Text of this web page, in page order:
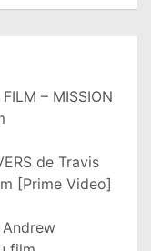
– MISSION
de Travis
[Prime Video]
Andrew